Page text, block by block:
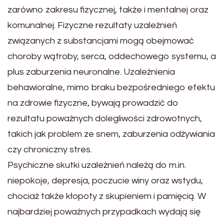
zarówno zakresu fizycznej, także i mentalnej oraz
komunalnej. Fizyczne rezultaty uzależnień
związanych z substancjami mogą obejmować
choroby wątroby, serca, oddechowego systemu, a
plus zaburzenia neuronalne. Uzależnienia
behawioralne, mimo braku bezpośredniego efektu
na zdrowie fizyczne, bywają prowadzić do
rezultatu poważnych dolegliwości zdrowotnych,
takich jak problem ze snem, zaburzenia odżywiania
czy chroniczny stres.
Psychiczne skutki uzależnień należą do m.in.
niepokoje, depresja, poczucie winy oraz wstydu,
chociaż także kłopoty z skupieniem i pamięcią. W
najbardziej poważnych przypadkach wydają się